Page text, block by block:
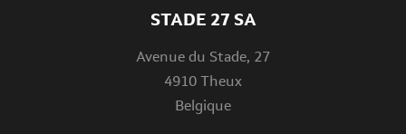
STADE 27 SA
Avenue du Stade, 27
4910 Theux
Belgique